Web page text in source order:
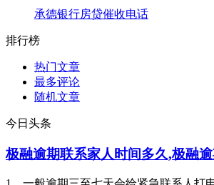
承德银行房贷催收电话
排行榜
热门文章
最多评论
随机文章
今日头条
极融逾期联系家人时间多久,极融